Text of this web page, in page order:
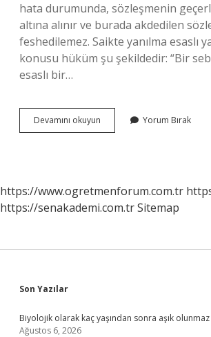
hata durumunda, sözleşmenin
altına alınır ve burada akdedilen
feshedilemez. Saikte yanılma esaslı
konusu hüküm şu şekildedir: “Bir
esaslı bir…
Devamını okuyun Miktarda
Yanılma
Yorum Bırak
https://www.ogretmenforum.com.tr
https://senakademi.com.trSitemap
Sidebar
Son Yazılar
Biyolojik olarak kaç yaşından sonra aşık olunmaz
Ağustos 6, 2026